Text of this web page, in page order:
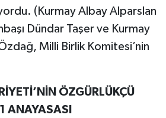
(Kurmay Albay Alparslan
Dündar Taşer ve Kurmay
Milli Birlik Komitesi’nin
ÖZGÜRLÜKÇÜ
ANAYASASI